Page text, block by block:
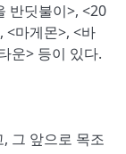
반딧불이>, <20
<마게몬>, <바
운> 등이 있다.
그 앞으로 목조